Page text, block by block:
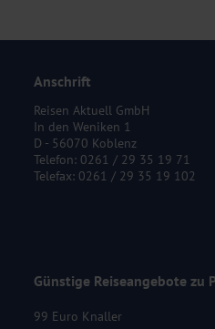
Anschrift
Reisen Aktuell GmbH
In den Weniken 1
D - 56070 Koblenz
Telefon: 0261 / 29 35 19 71
Telefax: 0261 / 29 35 19 102
Günstige Reiseangebote zu
99 Euro Knaller